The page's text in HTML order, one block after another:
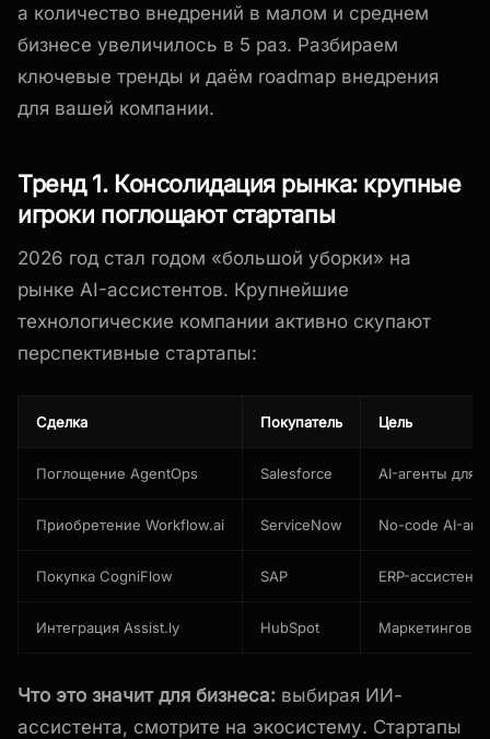
а количество внедрений в малом и среднем
бизнесе увеличилось в 5 раз. Разбираем
ключевые тренды и даём roadmap внедрения
для вашей компании.
Тренд 1. Консолидация рынка: крупные
игроки поглощают стартапы
2026 год стал годом «большой уборки» на
рынке AI-ассистентов. Крупнейшие
технологические компании активно скупают
перспективные стартапы:
Сделка Покупатель Цель
Поглощение AgentOps Salesforce AI-агенты для
Приобретение Workflow.ai ServiceNow No-code AI-
Покупка CogniFlow SAP ERP-ассистенты
Интеграция Assist.ly HubSpot
Что это значит для бизнеса: выбирая ИИ-
ассистента, смотрите на экосистему. Стартапы